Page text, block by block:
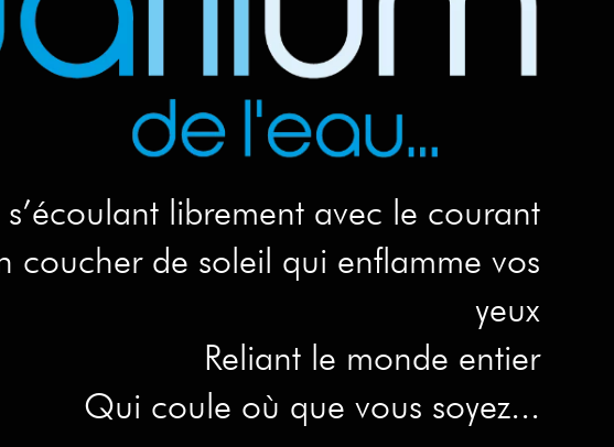
librement avec le courant
coucher de soleil qui enflamme vos
yeux
Reliant le monde entier
Qui coule où que vous soyez...